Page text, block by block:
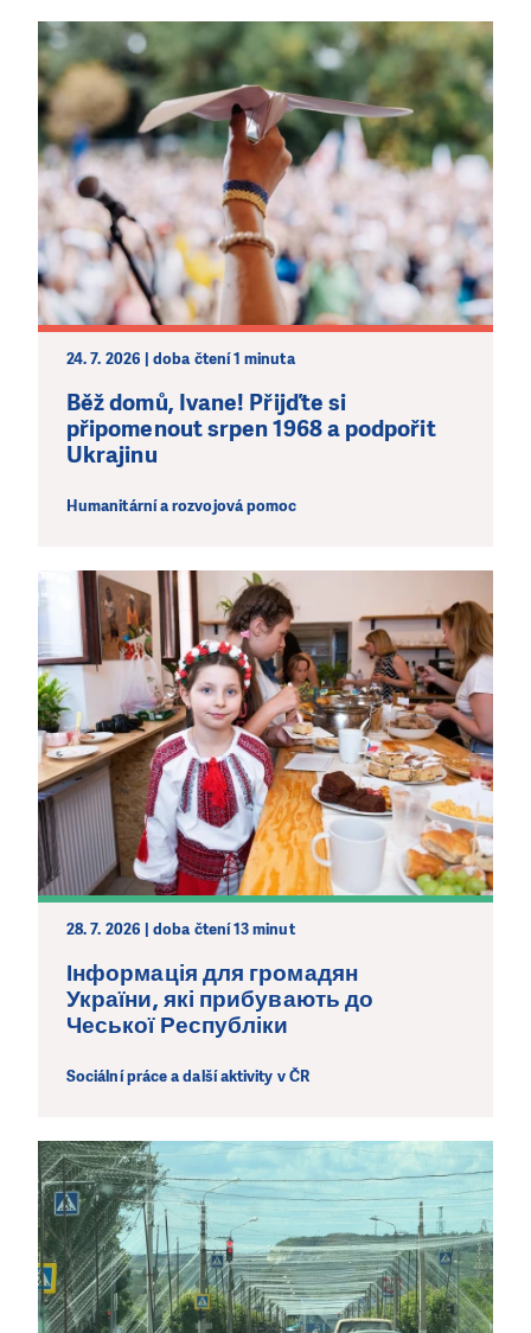
24. 7. 2026 | doba čtení 1 minuta
Běž domů, Ivane! Přijďte si
připomenout srpen 1968 a podpořit
Ukrajinu
Humanitární a rozvojová pomoc
28. 7. 2026 | doba čtení 13 minut
Інформація для громадян
України, які прибувають до
Чеської Республіки
Sociální práce a další aktivity v ČR